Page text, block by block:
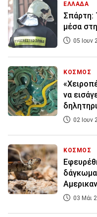
ΕΛΛΑΔΑ
Σπάρτη:
μέσα
05 Ιουν
ΚΟΣΜΟΣ
να
02 Ιουν
ΚΟΣΜΟΣ
δάγκωμα
03 Μάι